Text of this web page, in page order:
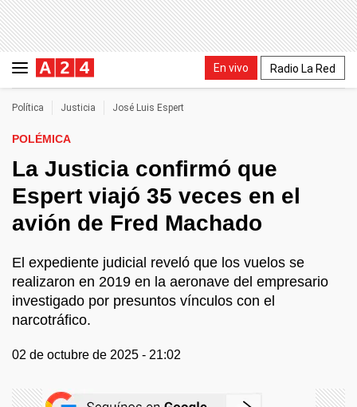
En vivo Radio La Red
Política Justicia José Luis Espert
POLÉMICA
La Justicia confirmó que
Espert viajó 35 veces en el
avión de Fred Machado
El expediente judicial reveló que los vuelos se
realizaron en 2019 en la aeronave del empresario
investigado por presuntos vínculos con el
narcotráfico.
02 de octubre de 2025 - 21:02